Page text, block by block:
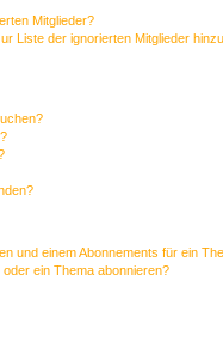
Mitglieder?
Liste der ignorierten Mitglieder
und einem Abonnements für ein
ein Thema abonnieren?